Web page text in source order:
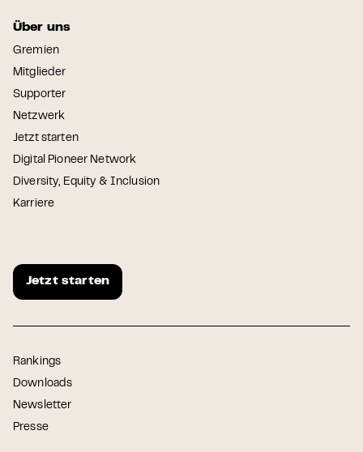
Über uns
Gremien
Mitglieder
Supporter
Netzwerk
Jetzt starten
Digital Pioneer Network
Diversity, Equity & Inclusion
Karriere
Jetzt starten
Rankings
Downloads
Newsletter
Presse